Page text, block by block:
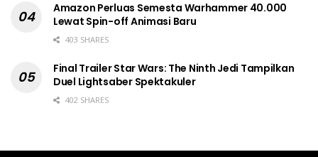
Amazon Perluas Semesta Warhammer 40.000
Lewat Spin-off Animasi Baru
403 SHARES
Final Trailer Star Wars: The Ninth Jedi Tampilkan
Duel Lightsaber Spektakuler
402 SHARES